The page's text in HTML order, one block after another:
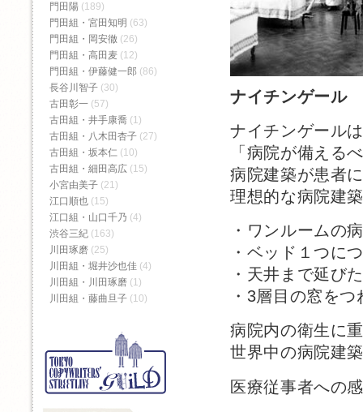
ナイチンゲール
ナイチンゲール
「病院が備える
病院建築が患者
理想的な病院建
・ワンルームの
・ベッド１つに
・天井まで延び
・3層目の窓を
病院内の衛生に
世界中の病院建
医療従事者への
門田陽 (189)
門田組・宮田知明 (63)
門田組・岡安徹 (26)
門田組・高田麦 (12)
門田組・伊藤健一郎 (86)
長谷川智子 (30)
古田彰一 (57)
古田組・井手康喬 (1)
古田組・八木田杏子 (27)
古田組・坂本仁 (10)
古田組・細田高広 (15)
小宮由美子 (21)
江口順也 (15)
江口組・山口千乃 (4)
渋谷三紀 (163)
川田琢磨 (25)
川田組・堀井沙也佳 (4)
川田組・川田琢磨 (1)
川田組・藤曲旦子 (10)